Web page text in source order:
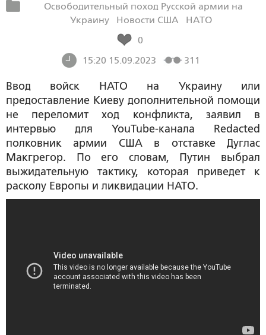
Освободительный поход Русской армии на
Украину
Новости США
НАТО
0
15:20 15.09.2023
311
Ввод войск НАТО на Украину или
предоставление Киеву дополнительной помощи
не переломит ход конфликта, заявил в
интервью для YouTube-канала Redacted
полковник армии США в отставке Дуглас
Макгрегор. По его словам, Путин выбрал
выжидательную тактику, которая приведет к
расколу Европы и ликвидации НАТО.